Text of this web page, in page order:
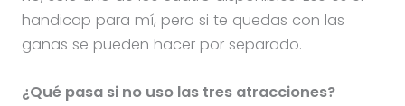
handicap para mí, pero si te quedas con las
ganas se pueden hacer por separado.
¿Qué pasa si no uso las tres atracciones?